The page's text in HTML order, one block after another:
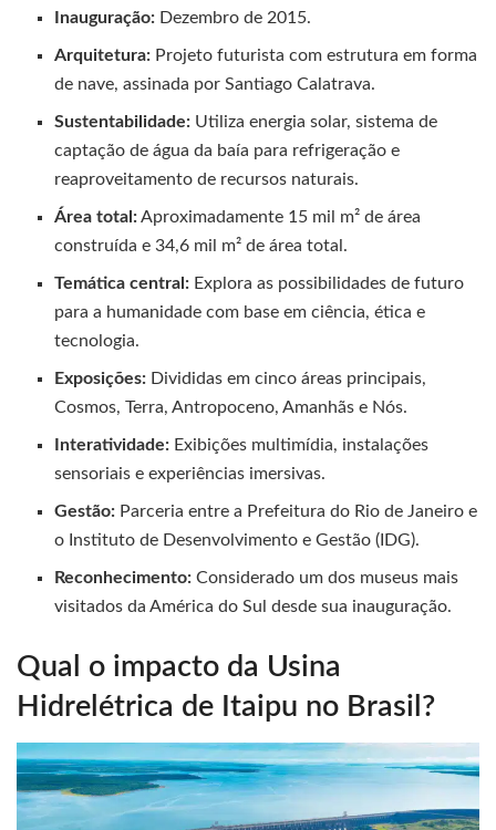
Inauguração: Dezembro de 2015.
Arquitetura: Projeto futurista com estrutura em forma
de nave, assinada por Santiago Calatrava.
Sustentabilidade: Utiliza energia solar, sistema de
captação de água da baía para refrigeração e
reaproveitamento de recursos naturais.
Área total:Aproximadamente 15 mil m² de área
construída e 34,6 mil m² de área total.
Temática central: Explora as possibilidades de futuro
para a humanidade com base em ciência, ética e
tecnologia.
Exposições: Divididas em cinco áreas principais,
Cosmos, Terra, Antropoceno, Amanhãs e Nós.
Interatividade: Exibições multimídia, instalações
sensoriais e experiências imersivas.
Gestão: Parceria entre a Prefeitura do Rio de Janeiro e
o Instituto de Desenvolvimento e Gestão (IDG).
Reconhecimento: Considerado um dos museus mais
visitados da América do Sul desde sua inauguração.
Qual o impacto da Usina
Hidrelétrica de Itaipu no Brasil?